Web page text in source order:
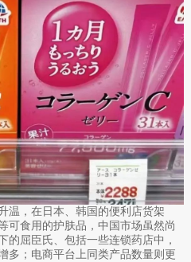
温，在日本、韩国的便利店货架
可食用的护肤品，中国市场虽然尚
的屈臣氏、包括一些连锁药店中，
多；电商平台上同类产品数量则更